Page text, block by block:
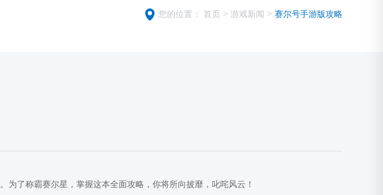
您的位置： 首页 > 游戏新闻 > 赛尔号手游版攻略
了称霸赛尔星，掌握这本全面攻略，你将所向披靡，叱咤风云！